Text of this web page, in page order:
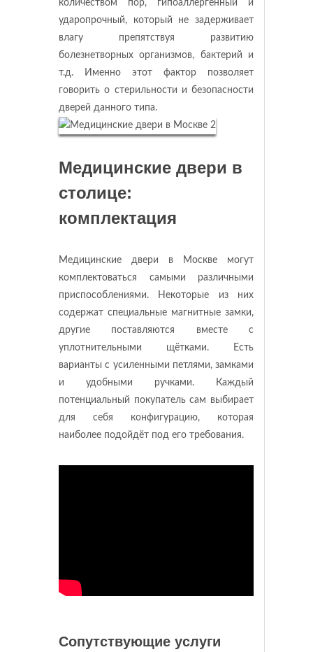
количеством пор, гипоаллергенный и
ударопрочный, который не задерживает
влагу препятствуя развитию
болезнетворных организмов, бактерий и
т.д. Именно этот фактор позволяет
говорить о стерильности и безопасности
дверей данного типа.
Медицинские двери в
столице:
комплектация
Медицинские двери в Москве могут
комплектоваться самыми различными
приспособлениями. Некоторые из них
содержат специальные магнитные замки,
другие поставляются вместе с
уплотнительными щётками. Есть
варианты с усиленными петлями, замками
и удобными ручками. Каждый
потенциальный покупатель сам выбирает
для себя конфигурацию, которая
наиболее подойдёт под его требования.
Сопутствующие услуги